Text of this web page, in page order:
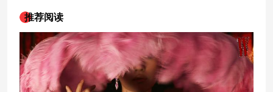
推荐阅读